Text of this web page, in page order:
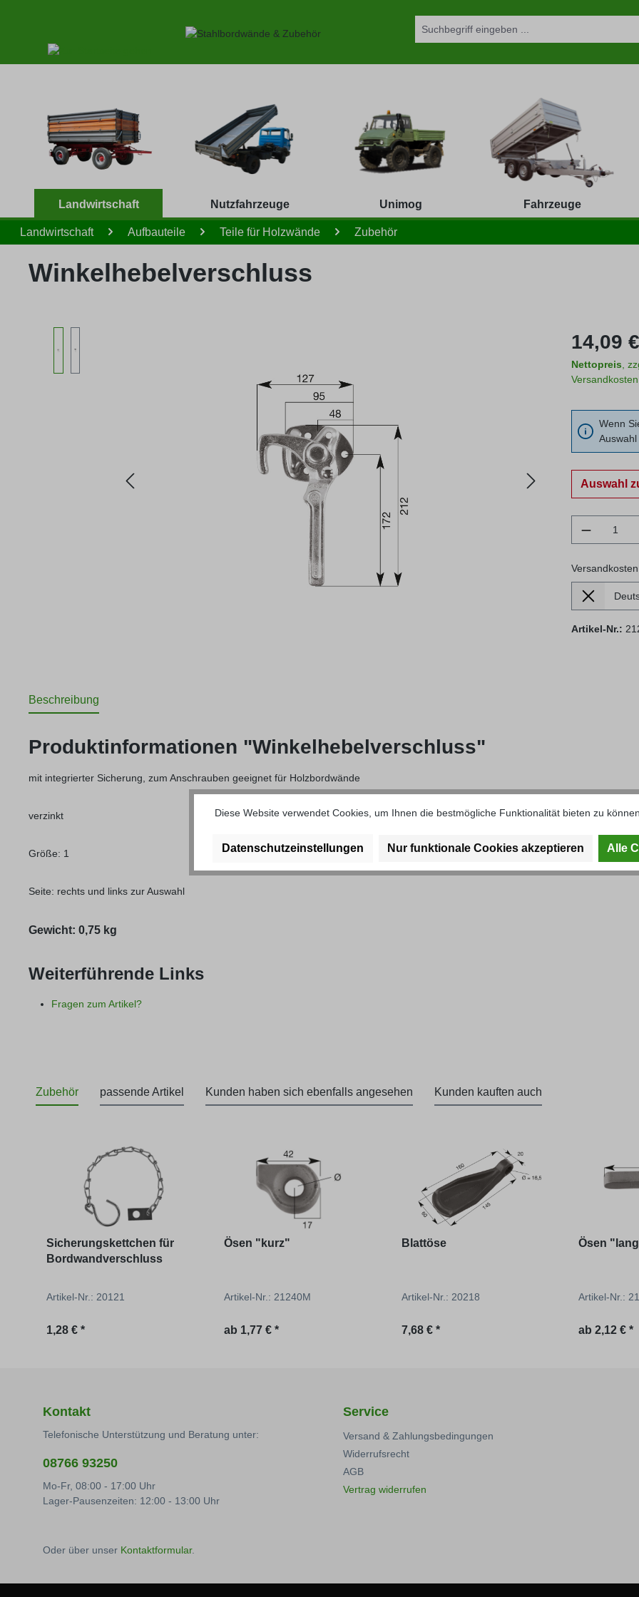
Landwirtschaft Nutzfahrzeuge Unimog Fahrzeuge
Landwirtschaft Aufbauteile Teile für Holzwände Zubehör
Winkelhebelverschluss
Regulärer
14,09
Nettopreis ,
Versandkosten
Wenn
Auswahl
Lieferland
Artikel-Nr.:
Beschreibung
Produktinformationen "Winkelhebelverschluss"
mit integrierter Sicherung, zum Anschrauben geeignet für Holzbordwände
verzinkt
Größe: 1
Seite: rechts und links zur Auswahl
Gewicht: 0,75 kg
Weiterführende Links
Fragen zum Artikel?
Zubehör passende Artikel Kunden haben sich ebenfalls angesehen Kunden kauften auch
Sicherungskettchen für
Bordwandverschluss
Artikel-Nr.: 20121
Regulärer Preis:
1,28 € *
Ösen "kurz"
Artikel-Nr.: 21240M
ab 1,77 € *
Blattöse
Artikel-Nr.: 20218
Regulärer Preis:
7,68 € *
Ösen
Artikel-Nr.:
ab2,12 € *
Kontakt
Telefonische Unterstützung und Beratung unter:
08766 93250
Mo-Fr, 08:00 - 17:00 Uhr
Lager-Pausenzeiten: 12:00 - 13:00 Uhr
Oder über unser Kontaktformular.
Service
Versand & Zahlungsbedingungen
Widerrufsrecht
AGB
Vertrag widerrufen
Diese Website verwendet Cookies, um Ihnen die bestmögliche Funktionalität bieten zu
Datenschutzeinstellungen Nur funktionale Cookies akzeptieren Alle